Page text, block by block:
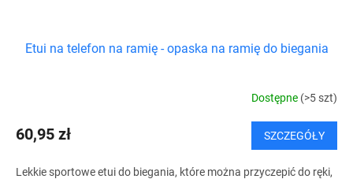
Etui na telefon na ramię - opaska na ramię do biegania
Dostępne (>5 szt)
60,95 zł SZCZEGÓŁY
Lekkie sportowe etui do biegania, które można przyczepić do ręki,